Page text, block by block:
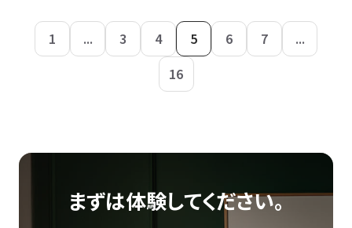
1 ... 3 4 5 6 7
...
16
まずは体験してください。